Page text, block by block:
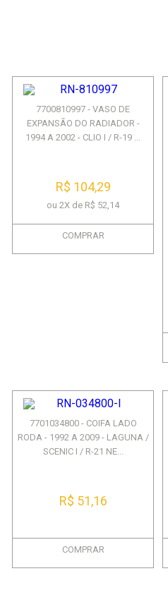
7700810997 - VASO DE
EXPANSÃO DO RADIADOR -
1994 A 2002 - CLIO I / R-19 ...
R$ 104,29
ou 2X de R$ 52,14
COMPRAR
7701034800 - COIFA LADO
RODA - 1992 A 2009 - LAGUNA /
SCENIC I / R-21 NE...
R$ 51,16
COMPRAR